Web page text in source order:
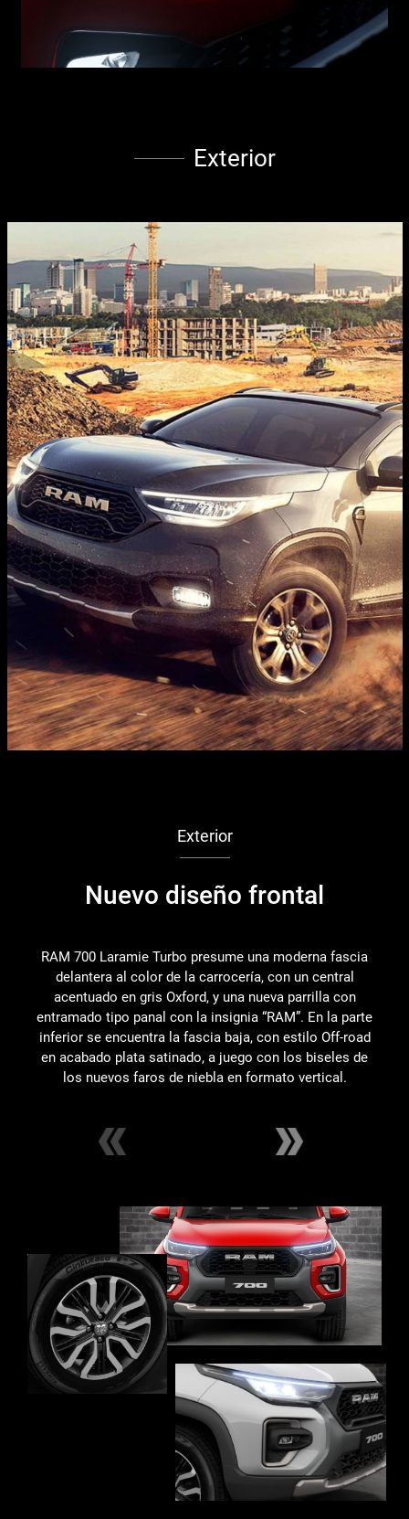
Exterior
Exterior
Nuevo diseño frontal
RAM 700 Laramie Turbo presume una moderna fascia
delantera al color de la carrocería, con un central
acentuado en gris Oxford, y una nueva parrilla con
entramado tipo panal con la insignia “RAM”. En la parte
inferior se encuentra la fascia baja, con estilo Off-road
en acabado plata satinado, a juego con los biseles de
los nuevos faros de niebla en formato vertical.